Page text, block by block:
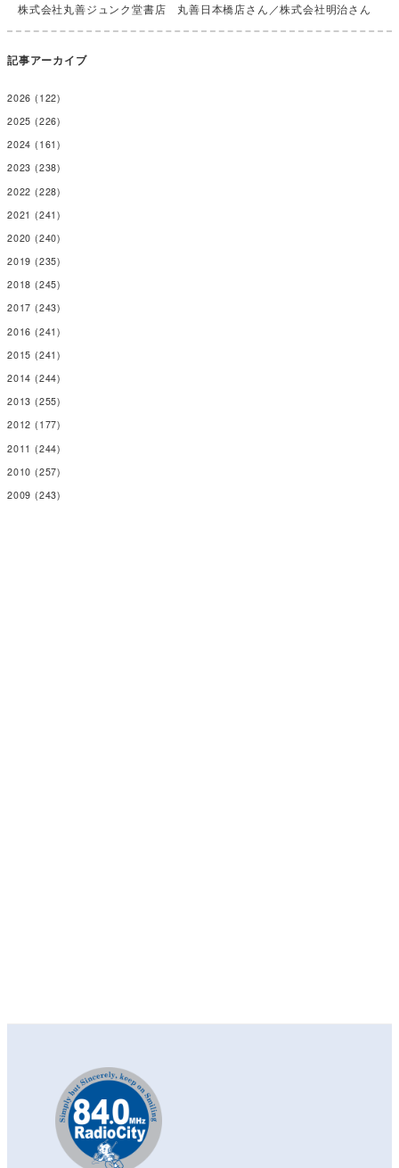
株式会社丸善ジュンク堂書店 丸善日本橋店さん／株式会社明治さん
記事アーカイブ
2026 (122)
2025 (226)
2024 (161)
2023 (238)
2022 (228)
2021 (241)
2020 (240)
2019 (235)
2018 (245)
2017 (243)
2016 (241)
2015 (241)
2014 (244)
2013 (255)
2012 (177)
2011 (244)
2010 (257)
2009 (243)